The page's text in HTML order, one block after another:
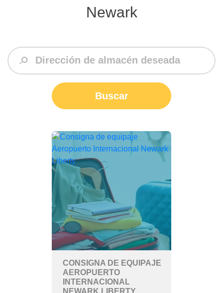
Newark
Buscar
CONSIGNA DE EQUIPAJE
AEROPUERTO
INTERNACIONAL
NEWARK LIBERTY